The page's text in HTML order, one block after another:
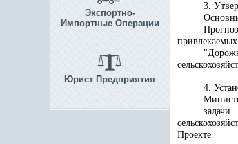
Экспортно-
Импортные Операции
Юрист Предприятия
3.
4.
Проекте.